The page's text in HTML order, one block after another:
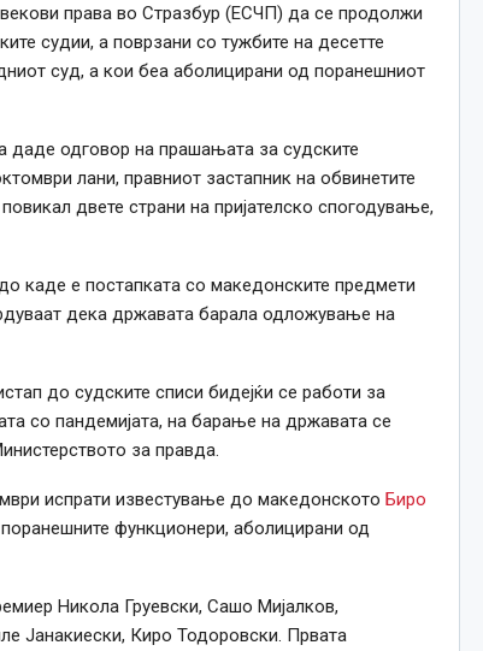
права во Стразбур (ЕСЧП) да се продолжи
судии, а поврзани со тужбите на десетте
суд, а кои беа аболицирани од поранешниот
даде одговор на прашањата за судските
лани, правниот застапник на обвинетите
двете страни на пријателско спогодување,
каде е постапката со македонските предмети
дека државата барала одложување на
до судските списи бидејќи се работи за
со пандемијата, на барање на државата се
за правда.
испрати известување до македонското Биро
поранешните функционери, аболицирани од
Никола Груевски, Сашо Мијалков,
Јанакиески, Киро Тодоровски. Првата